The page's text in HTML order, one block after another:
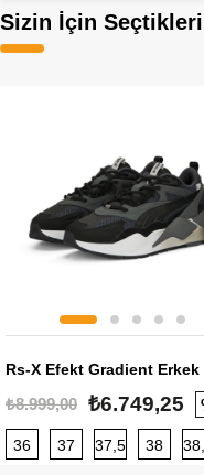
Sizin İçin
₺8.999,00 ₺6.749,25
36 37 37,5 38